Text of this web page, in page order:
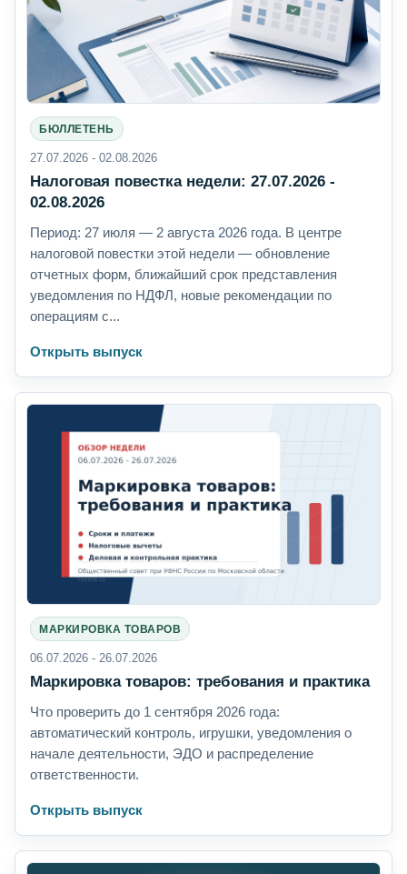
БЮЛЛЕТЕНЬ
27.07.2026 - 02.08.2026
Налоговая повестка недели: 27.07.2026 -
02.08.2026
Период: 27 июля — 2 августа 2026 года. В центре
налоговой повестки этой недели — обновление
отчетных форм, ближайший срок представления
уведомления по НДФЛ, новые рекомендации по
операциям с...
Открыть выпуск
МАРКИРОВКА ТОВАРОВ
06.07.2026 - 26.07.2026
Маркировка товаров: требования и практика
Что проверить до 1 сентября 2026 года:
автоматический контроль, игрушки, уведомления о
начале деятельности, ЭДО и распределение
ответственности.
Открыть выпуск